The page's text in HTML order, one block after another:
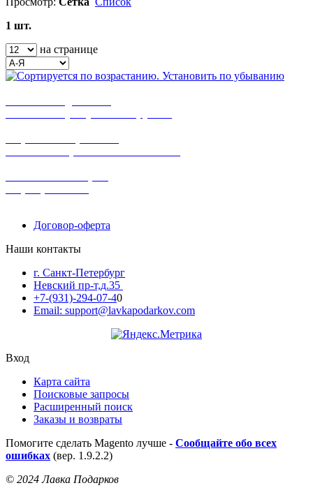
1 шт.
на странице
Договор-оферта
Наши контакты
г. Санкт-Петербург
Невский пр-т,д.35
+7-(931)-294-07-40
Email: support@lavkapodarkov.com
Вход
Карта сайта
Поисковые запросы
Расширенный поиск
Заказы и возвраты
Помогите сделать Magento лучше - Сообщайте обо всех
ошибках (вер. 1.9.2.2)
© 2024 Лавка Подарков